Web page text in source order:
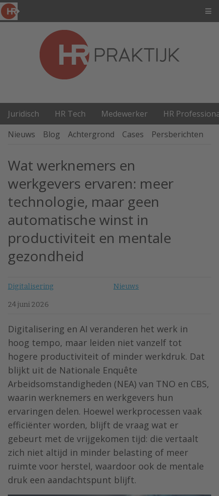
Juridisch HR Tech Medewerker
HR
Nieuws
Blog Achtergrond Cases Persberichten
Wat werknemers en
werkgevers ervaren: meer
technologie, maar geen
automatische winst in
productiviteit en mentale
gezondheid
Digitalisering Nieuws
24 juni 2026
Digitalisering en AI veranderen het werk in
hoog tempo, maar leiden niet vanzelf tot
hogere productiviteit of minder werkdruk. Dat
blijkt uit de Nationale Enquête
Arbeidsomstandigheden (NEA) van TNO en CBS,
waarin werknemers en werkgevers hun
ervaringen delen. Hoewel werkprocessen vaak
efficiënter worden, blijft de vraag wat er
gebeurt met de vrijgekomen tijd: die vertaalt
zich niet altijd in minder belasting of meer
ruimte voor herstel, waardoor ook de mentale
druk een aandachtspunt blijft.